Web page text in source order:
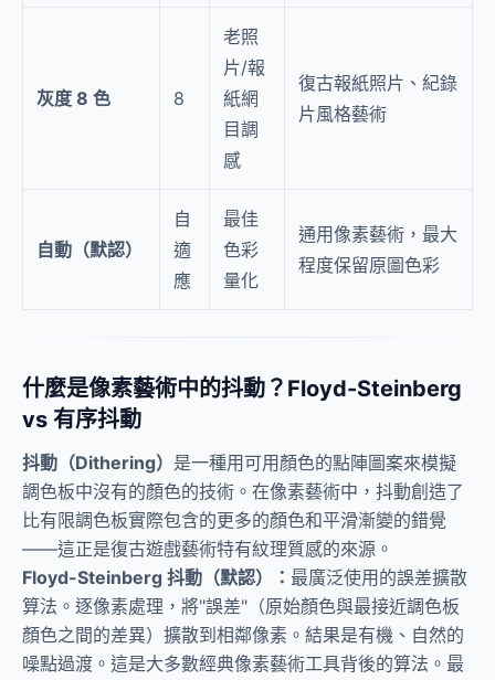
灰度 8 色 8
老照
片/報
紙網
目調
感
復古報紙照片、紀錄
片風格藝術
自動（默認）
自
適
應
最佳
色彩
量化
通用像素藝術，最大
程度保留原圖色彩
什麼是像素藝術中的抖動？Floyd-Steinberg
vs 有序抖動
抖動（Dithering） 是一種用可用顏色的點陣圖案來模擬
調色板中沒有的顏色的技術。在像素藝術中，抖動創造了
比有限調色板實際包含的更多的顏色和平滑漸變的錯覺
——這正是復古遊戲藝術特有紋理質感的來源。
Floyd-Steinberg 抖動（默認）： 最廣泛使用的誤差擴散
算法。逐像素處理，將"誤差"（原始顏色與最接近調色板
顏色之間的差異）擴散到相鄰像素。結果是有機、自然的
噪點過渡。這是大多數經典像素藝術工具背後的算法。最